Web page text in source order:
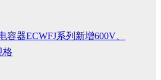
容器ECWFJ系列新增600V、
格